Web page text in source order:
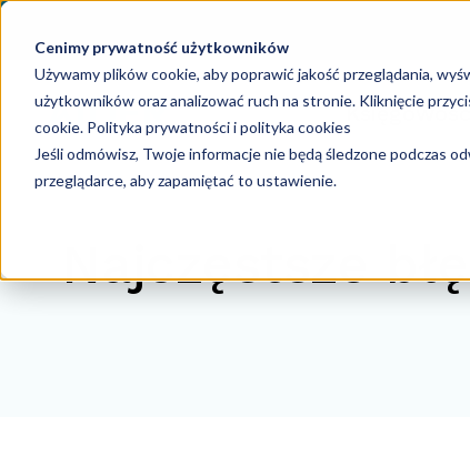
Cenimy prywatność użytkowników
Używamy plików cookie, aby poprawić jakość przeglądania,
użytkowników oraz analizować ruch na stronie. Kliknięcie
cookie.Polityka prywatności i polityka cookies
Jeśli odmówisz, Twoje informacje nie będą śledzone podczas
przeglądarce, aby zapamiętać to ustawienie.
Księgowość
Najczęstsze